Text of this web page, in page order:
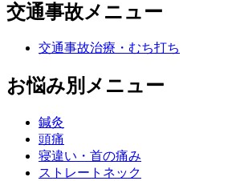
交通事故メニュー
交通事故治療・むち打ち
お悩み別メニュー
鍼灸
頭痛
寝違い・首の痛み
ストレートネック